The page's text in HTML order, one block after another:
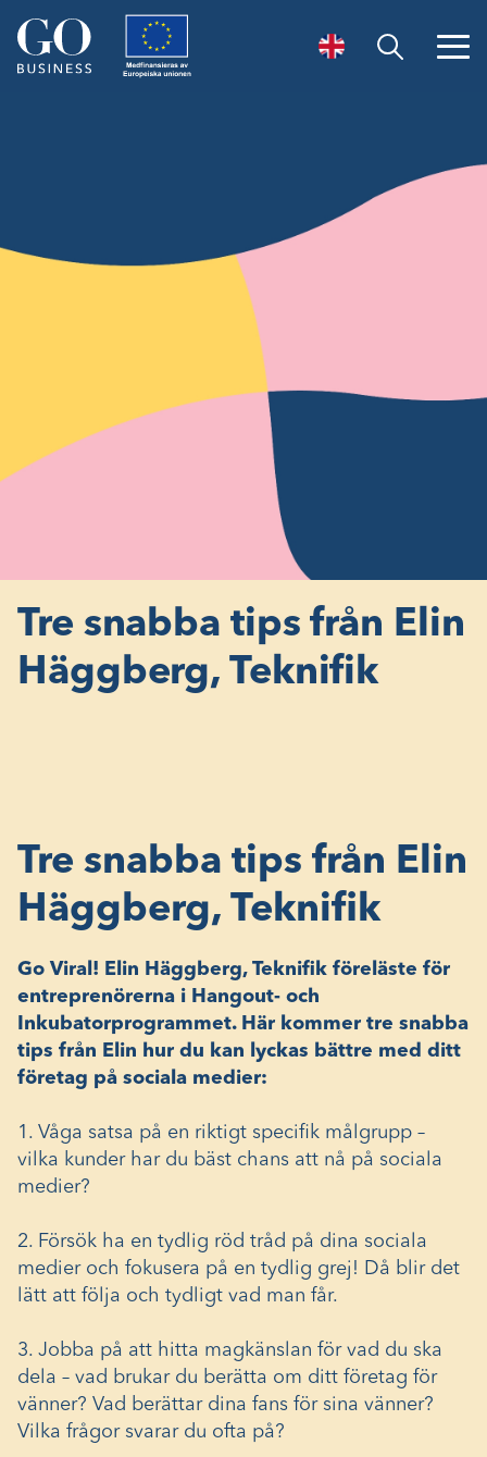
Öppna sök
Tre snabba tips från Elin
Häggberg, Teknifik
Tre snabba tips från Elin
Häggberg, Teknifik
Go Viral! Elin Häggberg, Teknifik föreläste för
entreprenörerna i Hangout- och
Inkubatorprogrammet. Här kommer tre snabba
tips från Elin hur du kan lyckas bättre med ditt
företag på sociala medier:
1. Våga satsa på en riktigt specifik målgrupp –
vilka kunder har du bäst chans att nå på sociala
medier?
2. Försök ha en tydlig röd tråd på dina sociala
medier och fokusera på en tydlig grej! Då blir det
lätt att följa och tydligt vad man får.
3. Jobba på att hitta magkänslan för vad du ska
dela – vad brukar du berätta om ditt företag för
vänner? Vad berättar dina fans för sina vänner?
Vilka frågor svarar du ofta på?